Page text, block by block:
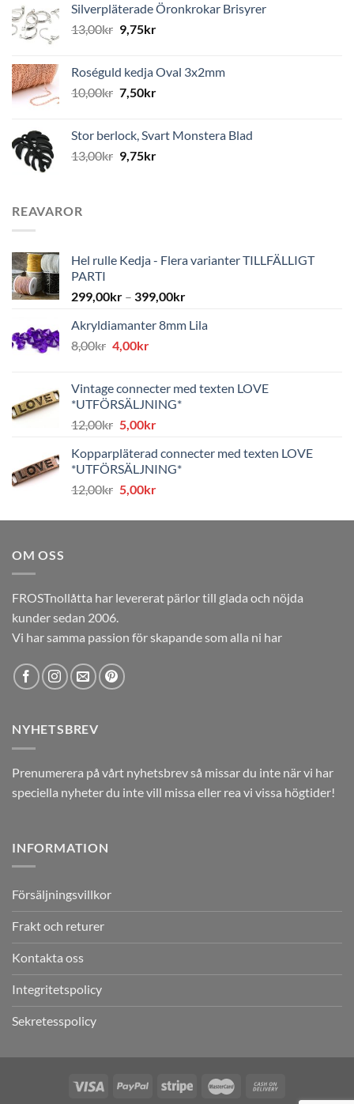
Silverpläterade Öronkrokar Brisyrer
13,00kr 9,75kr
Roséguld kedja Oval 3x2mm
10,00kr 7,50kr
Stor berlock, Svart Monstera Blad
13,00kr 9,75kr
REAVAROR
Hel rulle Kedja - Flera varianter TILLFÄLLIGT
PARTI
299,00kr – 399,00kr
Akryldiamanter 8mm Lila
8,00kr Det
var:
8,00kr.
4,00krDet
är:
4,00kr.
Vintage connecter med texten LOVE
*UTFÖRSÄLJNING*
12,00kr Det
priset
var:
12,00kr.
5,00krDet
priset
är:
5,00kr.
Kopparpläterad connecter med texten LOVE
*UTFÖRSÄLJNING*
12,00kr Det
priset
5,00krDet
priset
OM OSS
FROSTnollåtta har levererat pärlor till glada och nöjda
kunder sedan 2006.
Vi har samma passion för skapande som alla ni har
NYHETSBREV
Prenumerera på vårt nyhetsbrev så missar du inte när vi har
speciella nyheter du inte vill missa eller rea vi vissa högtider!
INFORMATION
Försäljningsvillkor
Frakt och returer
Kontakta oss
Integritetspolicy
Sekretesspolicy